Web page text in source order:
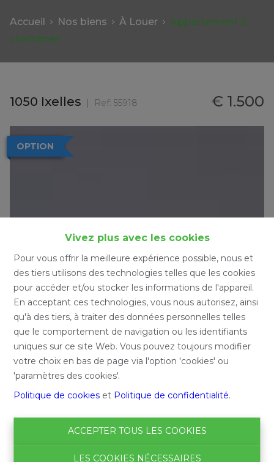
Vivez plus avec les cookies
Pour vous offrir la meilleure expérience possible, nous et
des tiers utilisons des technologies telles que les cookies
pour accéder et/ou stocker les informations de l'appareil.
En acceptant ces technologies, vous nous autorisez, ainsi
qu'à des tiers, à traiter des données personnelles telles
que le comportement de navigation ou les identifiants
uniques sur ce site Web. Vous pouvez toujours modifier
votre choix en bas de page via l'option 'cookies' ou
'paramètres des cookies'.
Politique de cookies et Politique de confidentialité.
ACCEPTER TOUS LES COOKIES
LES COOKIES NÉCESSAIRES
Accueil Nos biens À Louer
Appartement 2
chambres
1050 Ixelles Ref: 55918 € 1.500
OPTION